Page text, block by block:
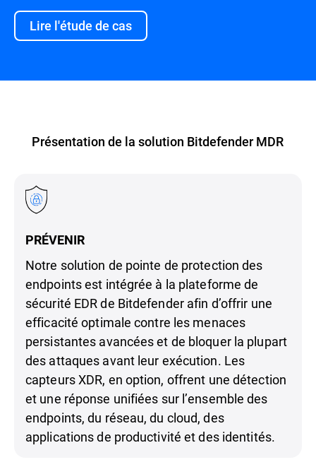
Lire l'étude de cas
Présentation de la solution Bitdefender MDR
PRÉVENIR
Notre solution de pointe de protection des
endpoints est intégrée à la plateforme de
sécurité EDR de Bitdefender afin d’offrir une
efficacité optimale contre les menaces
persistantes avancées et de bloquer la plupart
des attaques avant leur exécution. Les
capteurs XDR, en option, offrent une détection
et une réponse unifiées sur l’ensemble des
endpoints, du réseau, du cloud, des
applications de productivité et des identités.